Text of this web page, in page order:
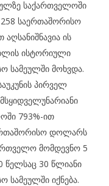
საქართველოში
საერთაშორისო
ის
ისტორიული
სამეულში მოხვდა.
პირველ
793%-ით
დოლარს
მომდევნო 5
წელსაც 30 წლიანი
სამეულში იქნება.